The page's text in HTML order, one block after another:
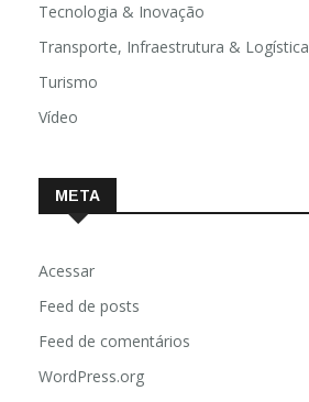
Tecnologia & Inovação
Transporte, Infraestrutura & Logística
Turismo
Vídeo
META
Acessar
Feed de posts
Feed de comentários
WordPress.org